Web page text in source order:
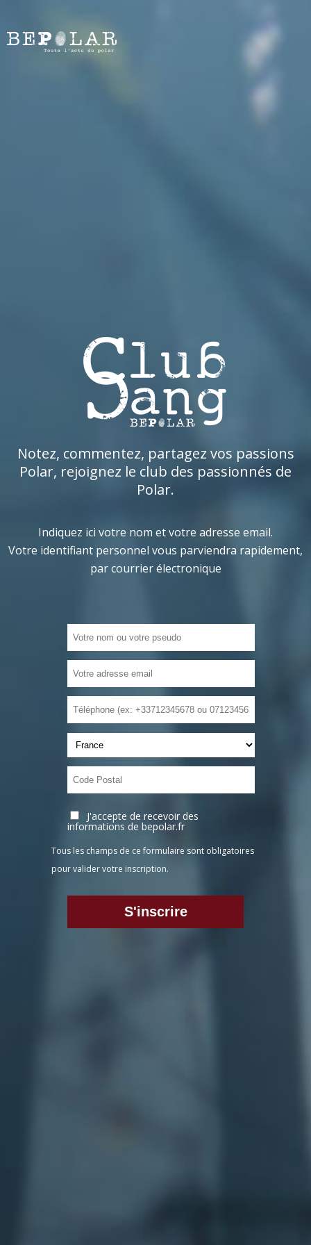
Notez, commentez, partagez vos passions
Polar, rejoignez le club des passionnés de
Polar.
Indiquez ici votre nom et votre adresse email.
Votre identifiant personnel vous parviendra rapidement,
par courrier électronique
J'accepte de recevoir des
informations de bepolar.fr
Tous les champs de ce formulaire sont obligatoires
pour valider votre inscription.